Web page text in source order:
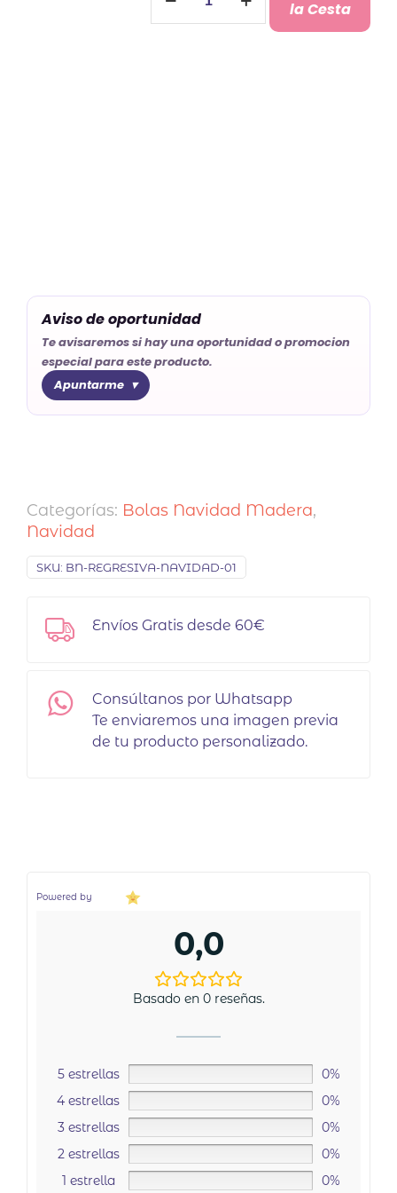
Navidad
Cuenta
la Cesta
Aviso de oportunidad
Te avisaremos si hay una oportunidad o promocion
especial para este producto.
Apuntarme
Categorías: Bolas Navidad Madera,
Navidad
SKU: BN-REGRESIVA-NAVIDAD-01
Envíos Gratis desde 60€
Consúltanos por Whatsapp
Te enviaremos una imagen previa
de tu producto personalizado.
Powered by
0,0
Basado en 0 reseñas.
5 estrellas
0%
4 estrellas
0%
3 estrellas
0%
2 estrellas
0%
1 estrella
0%